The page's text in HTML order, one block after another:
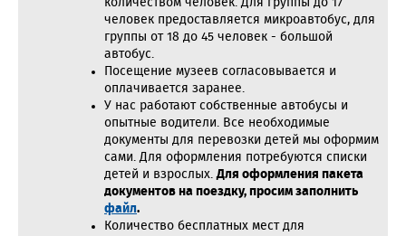
количеством человек. Для группы до 17
человек предоставляется микроавтобус, для
группы от 18 до 45 человек - большой
автобус.
Посещение музеев согласовывается и
оплачивается заранее.
У нас работают собственные автобусы и
опытные водители. Все необходимые
документы для перевозки детей мы оформим
сами. Для оформления потребуются списки
детей и взрослых.Для оформления пакета
документов на поездку, просим заполнить
файл.
Количество бесплатных мест для